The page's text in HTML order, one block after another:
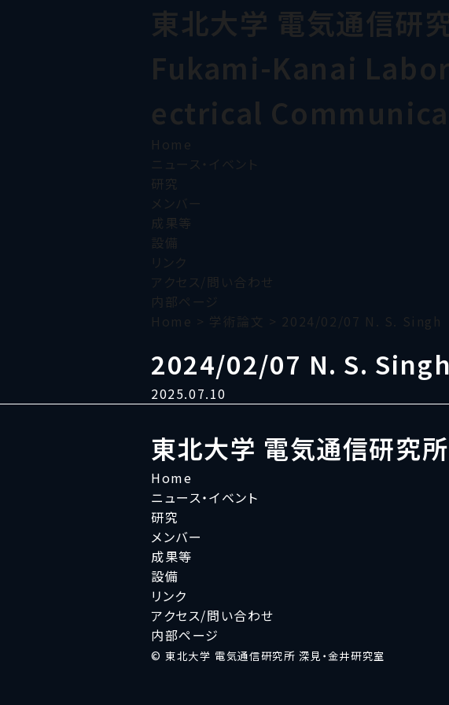
東北大学 電気通信研
Fukami-Kanai
ectrical
Home
ニュース・イベント
研究
メンバー
成果等
設備
リンク
アクセス/問い合わせ
内部ページ
Home > 学術論文 > 2024/02/07 N. S. Singh
2024/02/07 N. S. Singh
2025.07.10
東北大学 電気通信研究
Home
ニュース・イベント
研究
メンバー
成果等
設備
リンク
アクセス/問い合わせ
内部ページ
© 東北大学 電気通信研究所 深見・金井研究室